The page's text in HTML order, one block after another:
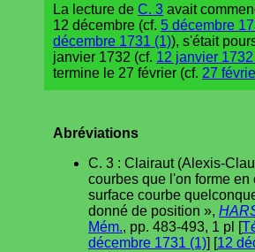
La lecture de C. 3 avait
12 décembre (cf. 5 décembre
décembre 1731 (1)), s'était
janvier 1732 (cf. 12 janvier
termine le 27 février (cf. 27
Abréviations
C. 3 : Clairaut (Alexis-
courbes que l'on forme en
surface courbe
donné de position »,
Mém., pp. 483-493, 1 pl [
décembre 1731 (1)] [12